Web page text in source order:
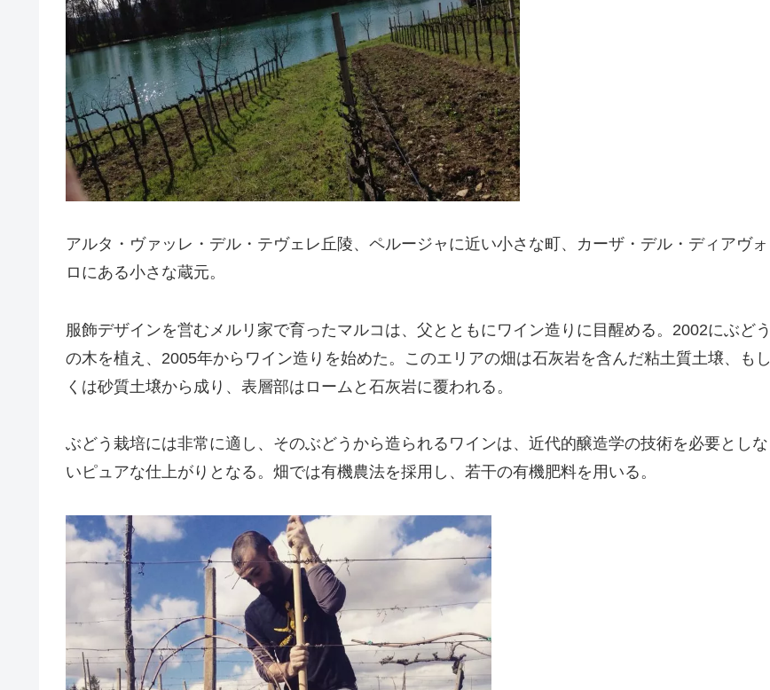
アルタ・ヴァッレ・デル・テヴェレ丘陵、ペルージャに近い小さな町、カーザ・デル・ディアヴォ
ロにある小さな蔵元。
服飾デザインを営むメルリ家で育ったマルコは、父とともにワイン造りに目醒める。2002にぶどう
の木を植え、2005年からワイン造りを始めた。このエリアの畑は石灰岩を含んだ粘土質土壌、もし
くは砂質土壌から成り、表層部はロームと石灰岩に覆われる。
ぶどう栽培には非常に適し、そのぶどうから造られるワインは、近代的醸造学の技術を必要としな
いピュアな仕上がりとなる。畑では有機農法を採用し、若干の有機肥料を用いる。